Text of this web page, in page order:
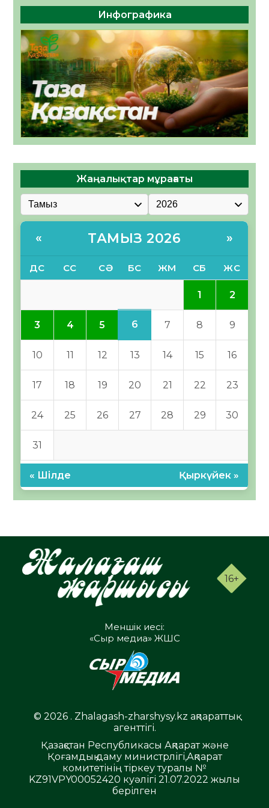
Инфографика
Жаңалықтар мұрағаты
« ТАМЫЗ 2026 »
ДС СС СӘ БС ЖМ СБ ЖС
1 2
3 4 5 6 7 8 9
10 11 12 13 14 15 16
17 18 19 20 21 22 23
24 25 26 27 28 29 30
31
« Шілде Қыркүйек »
16+
Меншік иесі:
«Сыр медиа» ЖШС
© 2026 . Zhalagash-zharshysy.kz ақпараттық
агенттігі.
Қазақстан Республикасы Ақпарат және
Қоғамдық даму министрлігі,Ақпарат
комитетінің тіркеу туралы №
KZ91VPY00052420 куәлігі 21.07.2022 жылы
берілген